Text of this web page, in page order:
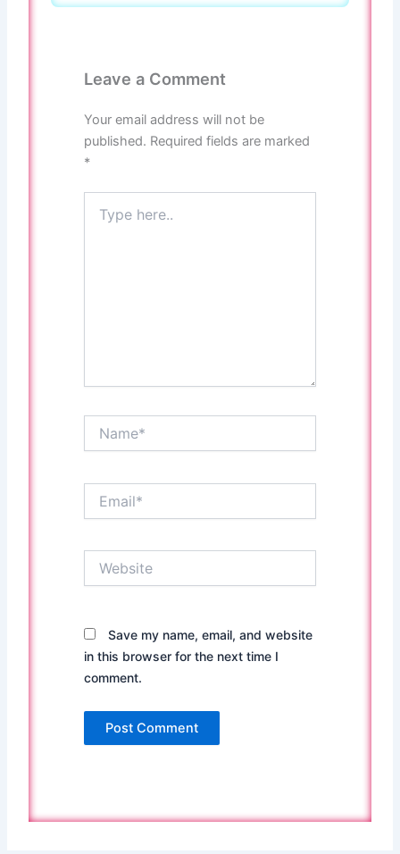
Leave a Comment
Your email address will not be
published. Required fields are marked
*
here..
Save my name, email, and website
in this browser for the next time I
comment.